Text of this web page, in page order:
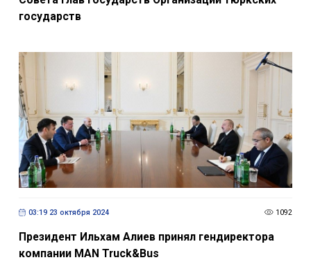
Совета глав государств Организации тюркских
государств
Президент Ильхам Алиев принял гендиректора
компании MAN Truck&Bus